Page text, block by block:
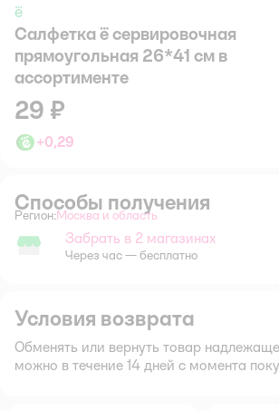
ё
Салфетка ё сервировочная
прямоугольная 26*41 см в
ассортименте
29 ₽
+0,29
Способы получения
Регион: Выбор адреса доставки.
Москва и область
Забрать в магазине
Забрать в 2 магазинах
Через час — бесплатно
Условия возврата
Обменять или вернуть товар
можно в течение 14 дней с момента